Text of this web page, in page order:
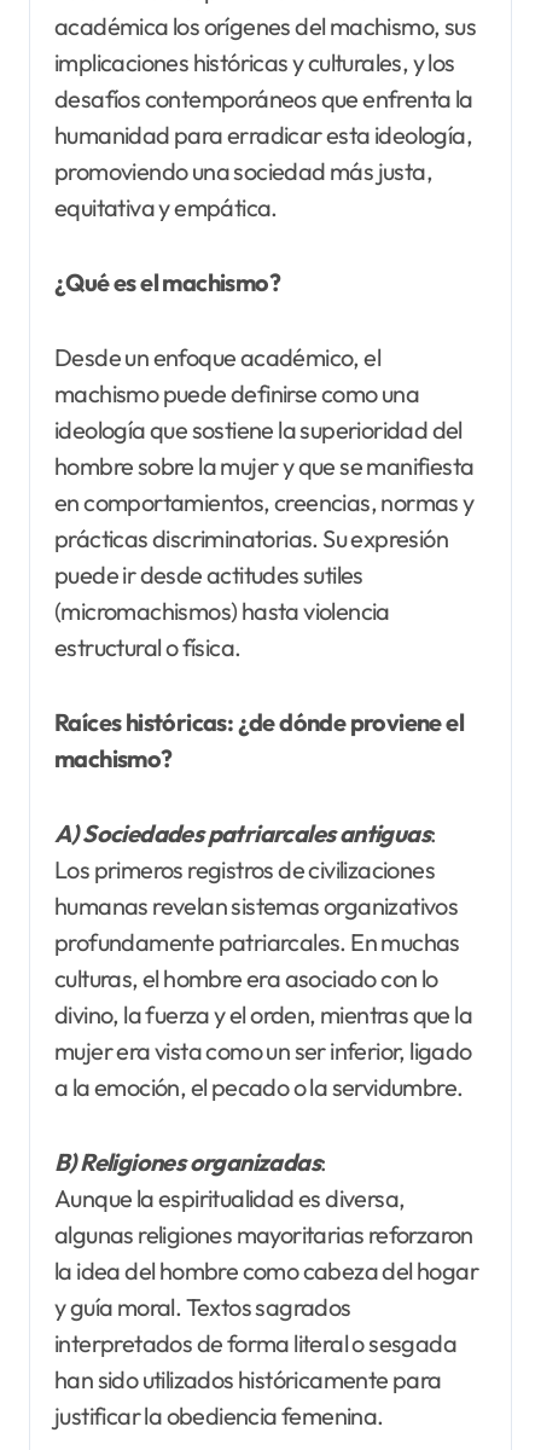
académica los orígenes del machismo, sus
implicaciones históricas y culturales, y los
desafíos contemporáneos que enfrenta la
humanidad para erradicar esta ideología,
promoviendo una sociedad más justa,
equitativa y empática.
¿Qué es el machismo?
Desde un enfoque académico, el
machismo puede definirse como una
ideología que sostiene la superioridad del
hombre sobre la mujer y que se manifiesta
en comportamientos, creencias, normas y
prácticas discriminatorias. Su expresión
puede ir desde actitudes sutiles
(micromachismos) hasta violencia
estructural o física.
Raíces históricas: ¿de dónde proviene el
machismo?
A)Sociedades patriarcales antiguas:
Los primeros registros de civilizaciones
humanas revelan sistemas organizativos
profundamente patriarcales. En muchas
culturas, el hombre era asociado con lo
divino, la fuerza y el orden, mientras que la
mujer era vista como un ser inferior, ligado
a la emoción, el pecado o la servidumbre.
B) Religiones organizadas:
Aunque la espiritualidad es diversa,
algunas religiones mayoritarias reforzaron
la idea del hombre como cabeza del hogar
y guía moral. Textos sagrados
interpretados de forma literal o sesgada
han sido utilizados históricamente para
justificar la obediencia femenina.